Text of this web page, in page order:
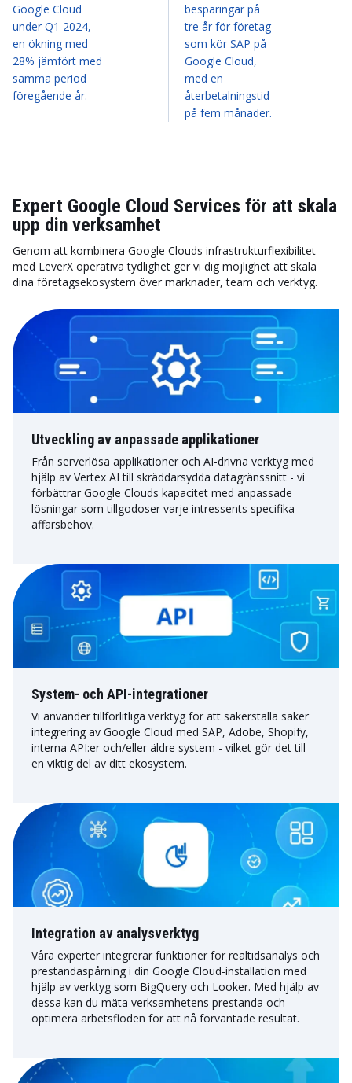
Google Cloud
under Q1 2024,
en ökning med
28% jämfört med
samma period
föregående år.
besparingar på
tre år för företag
som kör SAP på
Google Cloud,
med en
återbetalningstid
på fem månader.
Expert Google Cloud Services för att skala
upp din verksamhet
Genom att kombinera Google Clouds infrastrukturflexibilitet
med LeverX operativa tydlighet ger vi dig möjlighet att skala
dina företagsekosystem över marknader, team och verktyg.
Utveckling av anpassade applikationer
Från serverlösa applikationer och AI-drivna verktyg med
hjälp av Vertex AI till skräddarsydda datagränssnitt - vi
förbättrar Google Clouds kapacitet med anpassade
lösningar som tillgodoser varje intressents specifika
affärsbehov.
System- och API-integrationer
Vi använder tillförlitliga verktyg för att säkerställa säker
integrering av Google Cloud med SAP, Adobe, Shopify,
interna API:er och/eller äldre system - vilket gör det till
en viktig del av ditt ekosystem.
Integration av analysverktyg
Våra experter integrerar funktioner för realtidsanalys och
prestandaspårning i din Google Cloud-installation med
hjälp av verktyg som BigQuery och Looker. Med hjälp av
dessa kan du mäta verksamhetens prestanda och
optimera arbetsflöden för att nå förväntade resultat.